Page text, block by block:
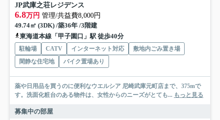
JP武庫之荘レジデンス
6.8万円 管理/共益費8,000円
49.74㎡ (3DK) /築36年 /3階建
東海道本線「甲子園口」駅 徒歩40分
駐輪場 CATV インターネット対応
敷地内ごみ置き場
閑静な住宅地
バイク置場あり
薬や日用品を買うのに便利なウエルシア 尼崎武庫元町店まで、375mで
す。洗面化粧台のある物件は、女性からのニーズがとても... もっと見る
募集中の部屋